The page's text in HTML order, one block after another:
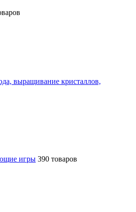
выращивание кристаллов,
игры 390 товаров